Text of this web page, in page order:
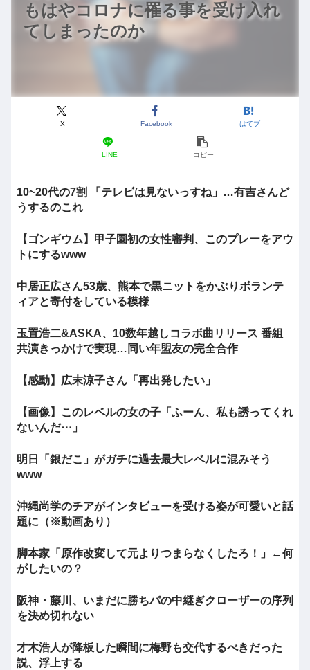
もはやコロナに罹る事を受け入れ
てしまったのか
X Facebook はてブ
LINE コピー
10~20代の7割 「テレビは見ないっすね」…有吉さんど
うするのこれ
【ゴンギウム】甲子園初の女性審判、このプレーをアウ
トにするwww
中居正広さん53歳、熊本で黒ニットをかぶりボランテ
ィアと寄付をしている模様
玉置浩二&ASKA、10数年越しコラボ曲リリース 番組
共演きっかけで実現…同い年盟友の完全合作
【感動】広末涼子さん「再出発したい」
【画像】このレベルの女の子「ふーん、私も誘ってくれ
ないんだ⋯」
明日「銀だこ」がガチに過去最大レベルに混みそう
www
沖縄尚学のチアがインタビューを受ける姿が可愛いと話
題に（※動画あり）
脚本家「原作改変して元よりつまらなくしたろ！」←何
がしたいの？
阪神・藤川、いまだに勝ちパの中継ぎクローザーの序列
を決め切れない
才木浩人が降板した瞬間に梅野も交代するべきだった
説、浮上する